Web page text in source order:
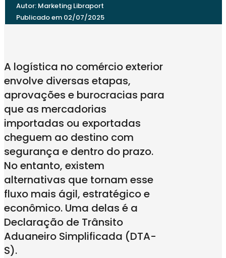
Autor: Marketing Libraport
Publicado em 02/07/2025
A logística no comércio exterior
envolve diversas etapas,
aprovações e burocracias para
que as mercadorias
importadas ou exportadas
cheguem ao destino com
segurança e dentro do prazo.
No entanto, existem
alternativas que tornam esse
fluxo mais ágil, estratégico e
econômico. Uma delas é a
Declaração de Trânsito
Aduaneiro Simplificada (DTA-
S).